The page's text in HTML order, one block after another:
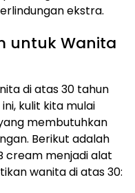
ekstra.
untuk Wanita
di atas 30 tahun
kulit kita mulai
membutuhkan
Berikut adalah
cream menjadi alat
wanita di atas 30: